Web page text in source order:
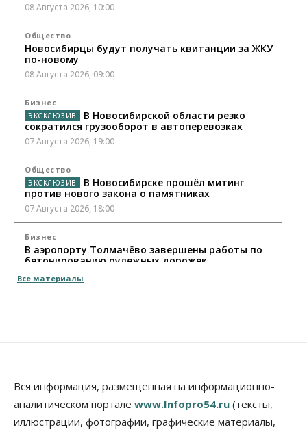
08 Августа 2026, 10:00
Общество
Новосибирцы будут получать квитанции за ЖКУ
по-новому
08 Августа 2026, 09:00
Бизнес
В Новосибирской области резко
сократился грузооборот в автоперевозках
07 Августа 2026, 19:00
Общество
В Новосибирске прошёл митинг
против нового закона о памятниках
07 Августа 2026, 18:00
Бизнес
В аэропорту Толмачёво завершены работы по
бетонированию рулежных дорожек
07 Августа 2026, 17:00
Роспотребнадзор изъял почти полторы тонны
мяса в Новосибирской области
07 Августа 2026, 15:00
Все материалы
Вся информация, размещенная на информационно-
аналитическом портале www.Infopro54.ru (тексты,
иллюстрации, фотографии, графические материалы,